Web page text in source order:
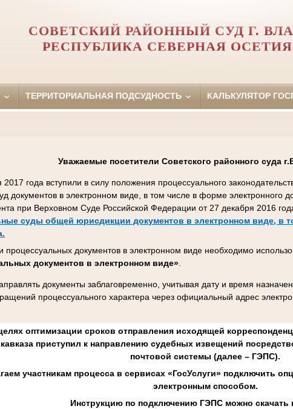
СОВЕТСКИЙ РАЙОННЫЙ СУД Г.
РЕСПУБЛИКА СЕВЕРНАЯ
ТЕРРИТОРИАЛЬНАЯ ПОДСУДНОСТЬ КАЛЬКУЛЯТОР
Уважаемые посетители Советского районного суда
года вступили в силу положения процессуального
документов в электронном виде, в том числе в форме электронного
при Верховном Суде Российской Федерации от 27 декабря 2016
суды общей юрисдикции документов в электронном виде, в
процессуальных документов в электронном виде необходимо
документов в электронном виде».
документы заблаговременно, учитывая дату и время
процессуального характера через официальный адрес
оптимизации сроков отправления исходящей
приступил к направлению судебных извещений
почтовой системы (далее – ГЭПС).
участникам процесса в сервисах «ГосУслуги» подключить
электронным способом.
Инструкцию по подключению ГЭПС можно скачать